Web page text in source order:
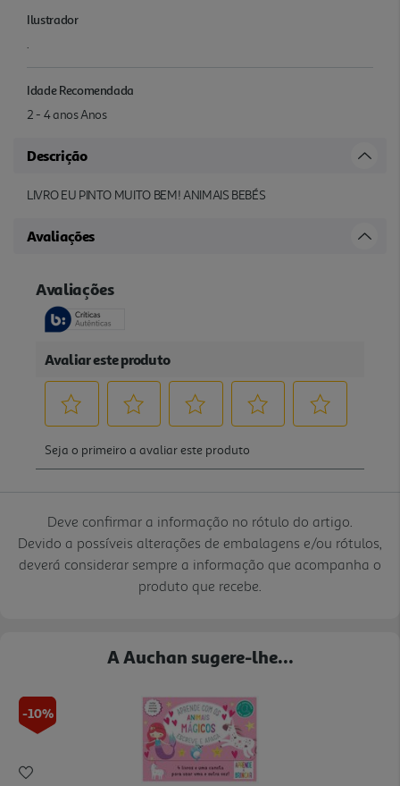
Ilustrador
.
Idade Recomendada
2 - 4 anos Anos
Descrição
LIVRO EU PINTO MUITO BEM! ANIMAIS BEBÉS
Avaliações
Deve confirmar a informação no rótulo do artigo.
Devido a possíveis alterações de embalagens e/ou rótulos,
deverá considerar sempre a informação que acompanha o
produto que recebe.
A Auchan sugere-lhe...
-10%